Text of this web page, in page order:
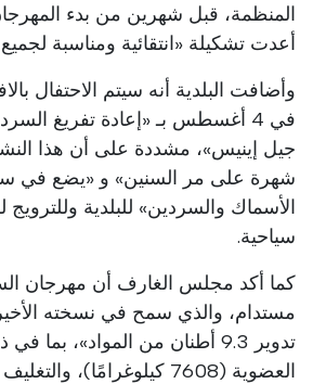
المنظمة، قبل شهرين من بدء
أعدت تشكيلة «انتقائية ومناسبة لجميع
وأضافت البلدية أنه سيتم الاحتفال
في 4 أغسطس بـ «إعادة تفريغ
جيل إينيس»، مشددة على أن هذا
شهرة على مر السنين» و «يضع في
الأسماك والسردين» للبلدية
سياحية.
كما أكد مجلس الغارف أن مهرجان
مستدام، والذي سمح في نسخته
تدوير 9.3 أطنان من المواد»، بما
العضوية (7608 كيلوغرامًا)،